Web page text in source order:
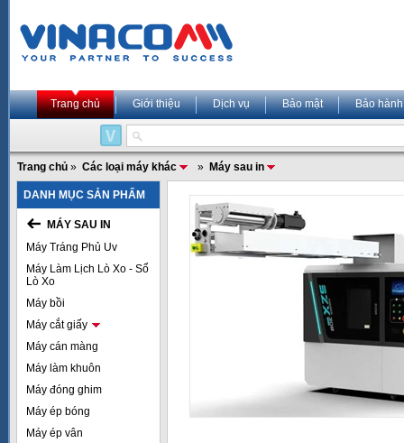
Trang chủ Giới thiệu Dịch vụ Bảo mật Bảo hành
Trang chủ » Các loại máy khác » Máy sau in
DANH MỤC SẢN PHẨM
MÁY SAU IN
Máy Tráng Phủ Uv
Máy Làm Lịch Lò Xo - Sổ
Lò Xo
Máy bồi
Máy cắt giấy
Máy cán màng
Máy làm khuôn
Máy đóng ghim
Máy ép bóng
Máy ép vân